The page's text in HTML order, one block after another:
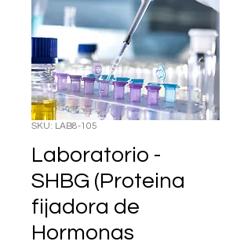
SKU: LAB8-105
Laboratorio -
SHBG (Proteina
fijadora de
Hormonas